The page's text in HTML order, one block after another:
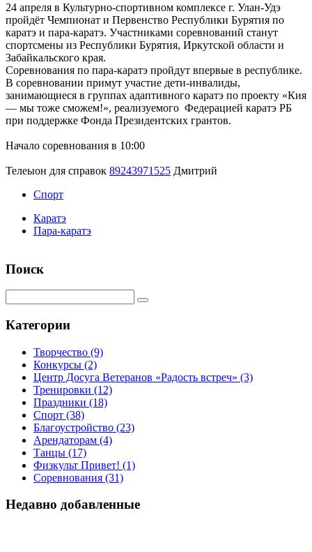
24 апреля в Культурно-спортивном комплексе г. Улан-Удэ
пройдёт Чемпионат и Первенство Республики Бурятия по
каратэ и пара-каратэ. Участниками соревнований станут
спортсмены из Республики Бурятия, Иркутской области и
Забайкальского края.
Соревнования по пара-каратэ пройдут впервые в республике.
В соревновании примут участие дети-инвалиды,
занимающиеся в группах адаптивного каратэ по проекту «Кия
— мы тоже сможем!», реализуемого Федерацией каратэ РБ
при поддержке Фонда Президентских грантов.
Начало соревнования в 10:00
Телеыон для справок 89243971525 Дмитрий
Спорт
Каратэ
Пара-каратэ
Поиск
Категории
Творчество (9)
Конкурсы (2)
Центр Досуга Ветеранов «Радость встреч» (3)
Тренировки (12)
Праздники (18)
Спорт (38)
Благоустройство (23)
Арендаторам (4)
Танцы (17)
Физкульт Привет! (1)
Соревнования (31)
Недавно добавленные